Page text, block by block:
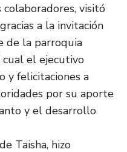
colaboradores, visitó
a la invitación
de la parroquia
el ejecutivo
y felicitaciones a
por su aporte
y el desarrollo
Taisha, hizo